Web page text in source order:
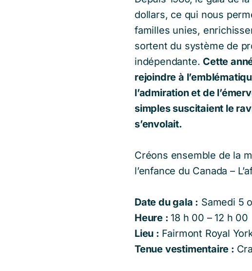
dollars, ce qui nous
familles unies,
sortent du système de
indépendante. Cette
rejoindre à
l’admiration et de
simples suscitaient le
s’envolait.
Créons ensemble de la
l’enfance du Canada –
Date du gala : Samedi 5
Heure : 18 h 00 – 12 h 00
Lieu : Fairmont Royal
Tenue vestimentaire :